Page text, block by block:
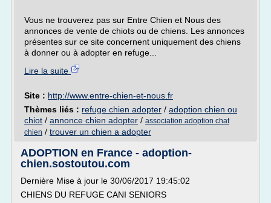
Vous ne trouverez pas sur Entre Chien et Nous des
annonces de vente de chiots ou de chiens. Les annonces
présentes sur ce site concernent uniquement des chiens
à donner ou à adopter en refuge...
Lire la suite
Site : http://www.entre-chien-et-nous.fr
Thèmes liés : refuge chien adopter / adoption chien ou
chiot / annonce chien adopter / association adoption chat
chien / trouver un chien a adopter
ADOPTION en France - adoption-
chien.sostoutou.com
Dernière Mise à jour le 30/06/2017 19:45:02
CHIENS DU REFUGE CANI SENIORS